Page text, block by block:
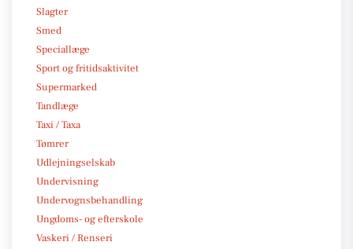
Slagter
Smed
Speciallæge
Sport og fritidsaktivitet
Supermarked
Tandlæge
Taxi / Taxa
Tømrer
Udlejningselskab
Undervisning
Undervognsbehandling
Ungdoms- og efterskole
Vaskeri / Renseri